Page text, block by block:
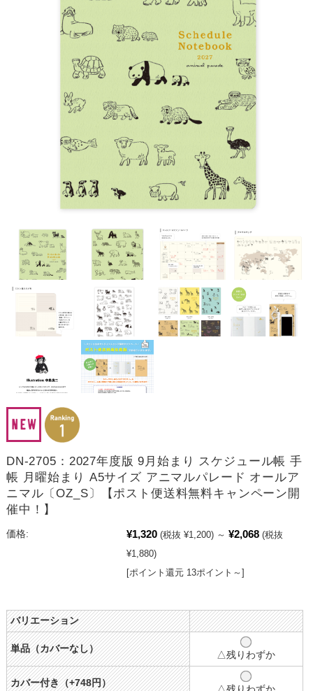
DN-2705：2027年度版 9月始まり スケジュール帳 手
帳 月曜始まり A5サイズ アニマルパレード オールア
ニマル〔OZ_S〕【ポスト便送料無料キャンペーン開
催中！】
価格: ¥1,320 (税抜 ¥1,200) ～ ¥2,068 (税抜
¥1,880)
[ポイント還元 13ポイント～]
バリエーション
単品（カバーなし）
△残りわずか
カバー付き（+748円）